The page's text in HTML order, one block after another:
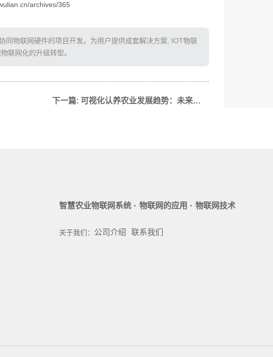
archives/365
同物联网硬件的项目开发。为用户提供成套解决方案, IOT物联
联网化的升级转型。
下一篇: 可视化认养农业发展趋势：未来农业的新模式
智慧农业物联网系统 · 物联网的应用 · 物联网技术
关于我们： 公司介绍 联系我们